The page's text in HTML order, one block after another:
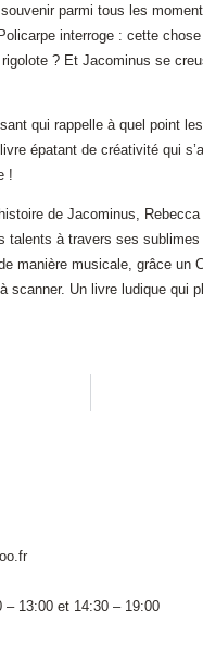
parmi tous les
interroge : cette
? Et Jacominus se
qui rappelle à quel point
épatant de créativité qui
!
de Jacominus, Rebecca
talents à travers ses
manière musicale, grâce un
scanner. Un livre ludique qui
– 13:00 et 14:30 – 19:00